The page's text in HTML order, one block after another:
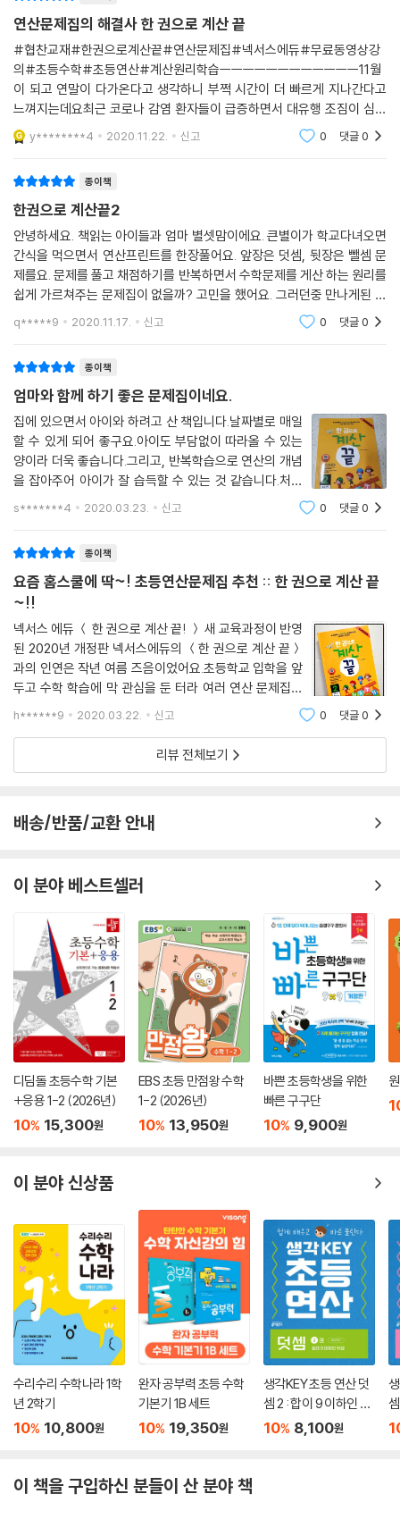
연산문제집의 해결사 한 권으로 계산 끝
#협찬교재#한권으로계산끝#연산문제집#넥서스에듀#무료동영상강
의#초등수학#초등연산#계산원리학습ㅡㅡㅡㅡㅡㅡㅡㅡㅡㅡㅡㅡ11월
이 되고 연말이 다가온다고 생각하니 부쩍 시간이 더 빠르게 지나간다고
느껴지는데요최근 코로나 감염 환자들이 급증하면서 대유행 조짐이 심상
치 않습니다이러다가 제대로 수업도 진행하지 못하고 학년이 마무리될까
봐 조마조마합니다기본적으로 학교 수업
y********4 2020.11.22. 신고 0 댓글0
종이책
한권으로 계산끝2
안녕하세요. 책읽는 아이들과 엄마 별셋맘이에요. 큰별이가 학교다녀오면
간식을 먹으면서 연산프린트를 한장풀어요. 앞장은 덧셈, 뒷장은 뺄셈 문
제를요. 문제를 풀고 채점하기를 반복하면서 수학문제를 게산 하는 원리를
쉽게 가르쳐주는 문제집이 없을까? 고민을 했어요. 그러던중 만나게된 연
산 문제집 바로 소개해드릴게요. 한권으로 계산끝2넥서스
q*****9 2020.11.17. 신고 0 댓글0
종이책
엄마와 함께 하기 좋은 문제집이네요.
집에 있으면서 아이와 하려고 산 책입니다.날짜별로 매일
할 수 있게 되어 좋구요.아이도 부담없이 따라올 수 있는
양이라 더욱 좋습니다.그리고, 반복학습으로 연산의 개념
을 잡아주어 아이가 잘 습득할 수 있는 것 같습니다.처음
에는 1page 문제의 양이 좀 많다고 생각했는데, 하다보
s*******4 2020.03.23. 신고 0 댓글0
종이책
요즘 홈스쿨에 딱~! 초등연산문제집 추천 :: 한 권으로 계산 끝
~!!
넥서스 에듀 ＜ 한 권으로 계산 끝! ＞ 새 교육과정이 반영
된 2020년 개정판 넥서스에듀의 ＜한 권으로 계산 끝＞
과의 인연은 작년 여름 즈음이었어요.초등학교 입학을 앞
두고 수학 학습에 막 관심을 둔 터라 여러 연산 문제집들
을 접할 수 있었는데요. 아이가 ＜한 권으로 계산 끝＞ 만
지요~ 올해도 단계를 이어서 풀어보는 중이
h******9 2020.03.22. 신고 0 댓글0
리뷰 전체보기
배송/반품/교환 안내
이 분야 베스트셀러
디딤돌 초등수학 기본
+응용 1-2 (2026년)
10% 15,300원
EBS 초등 만점왕 수학
1-2 (2026년)
10% 13,950원
바쁜 초등학생을 위한
빠른 구구단
10% 9,900원
이 분야 신상품
수리수리 수학나라 1학
년 2학기
10% 10,800원
완자 공부력 초등 수학
기본기 1B 세트
10% 19,350원
생각KEY 초등 연산 덧
셈 2 : 합이 9 이하인 덧
셈
10% 8,100원
이 책을 구입하신 분들이 산 분야 책